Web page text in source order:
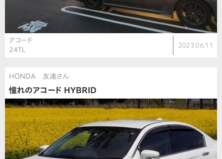
アコード
24TL
2023.06.11
HONDA 友達さん
憧れのアコード HYBRID